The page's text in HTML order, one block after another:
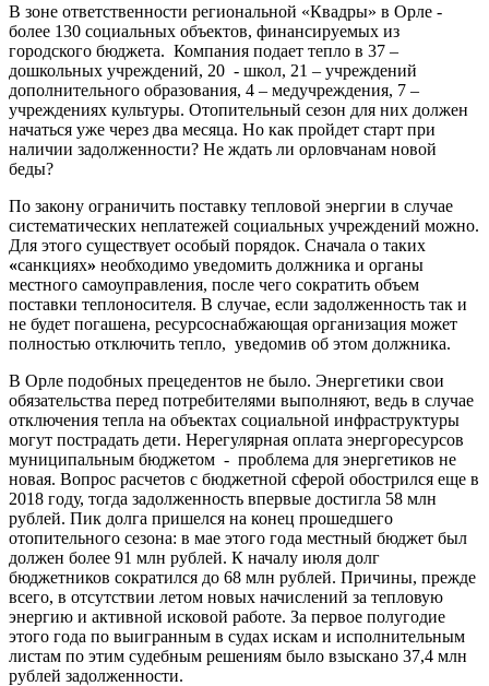
В зоне ответственности региональной «Квадры» в Орле -
более 130 социальных объектов, финансируемых из
городского бюджета. Компания подает тепло в 37 –
дошкольных учреждений, 20 - школ, 21 – учреждений
дополнительного образования, 4 – медучреждения, 7 –
учреждениях культуры. Отопительный сезон для них должен
начаться уже через два месяца. Но как пройдет старт при
наличии задолженности? Не ждать ли орловчанам новой
беды?
По закону ограничить поставку тепловой энергии в случае
систематических неплатежей социальных учреждений можно.
Для этого существует особый порядок. Сначала о таких
«санкциях» необходимо уведомить должника и органы
местного самоуправления, после чего сократить объем
поставки теплоносителя. В случае, если задолженность так и
не будет погашена, ресурсоснабжающая организация может
полностью отключить тепло, уведомив об этом должника.
В Орле подобных прецедентов не было. Энергетики свои
обязательства перед потребителями выполняют, ведь в случае
отключения тепла на объектах социальной инфраструктуры
могут пострадать дети. Нерегулярная оплата энергоресурсов
муниципальным бюджетом - проблема для энергетиков не
новая. Вопрос расчетов с бюджетной сферой обострился еще в
2018 году, тогда задолженность впервые достигла 58 млн
рублей. Пик долга пришелся на конец прошедшего
отопительного сезона: в мае этого года местный бюджет был
должен более 91 млн рублей. К началу июля долг
бюджетников сократился до 68 млн рублей. Причины, прежде
всего, в отсутствии летом новых начислений за тепловую
энергию и активной исковой работе. За первое полугодие
этого года по выигранным в судах искам и исполнительным
листам по этим судебным решениям было взыскано 37,4 млн
рублей задолженности.